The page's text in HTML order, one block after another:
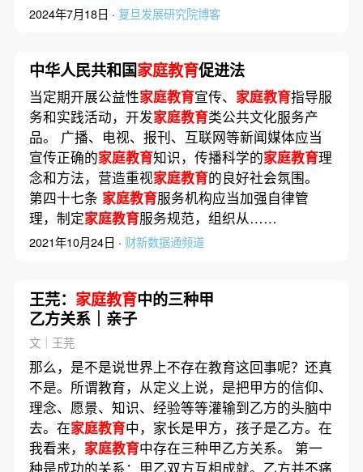
2024年7月18日 · 复旦发展研究院博客
中华人民共和国家庭教育促进法
当定期开展公益性家庭教育宣传、 家庭教育指导服
务和实践活动，开发家庭教育类公共文化服务产
品。 广播、电视、报刊、互联网等新闻媒体应当
宣传正确的家庭教育知识，传播科学的家庭教育理
念和方法，营造重视家庭教育的良好社会氛围。
第四十七条 家庭教育服务机构应当加强自律管
理，制定家庭教育服务规范，组织从……
2021年10月24日 · 财新数据通频道
王芫： 家庭教育中的三种甲
乙方关系｜亲子
文｜王芫
那么，是不是说世界上不存在教育这回事呢？还真
不是。所谓教育，从定义上说，是把甲方的信仰、
理念、愿景、知识、经验等等灌输到乙方的头脑中
去。在家庭教育中，家长是甲方，孩子是乙方。在
我看来， 家庭教育中存在三种甲乙方关系。 第一
种是成功的关系：甲乙双方互相成就。乙方并不痛